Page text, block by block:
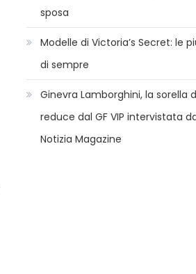
sposa
Modelle di Victoria’s Secret: le
di sempre
Ginevra Lamborghini, la sorella
reduce dal GF VIP intervistata
Notizia Magazine